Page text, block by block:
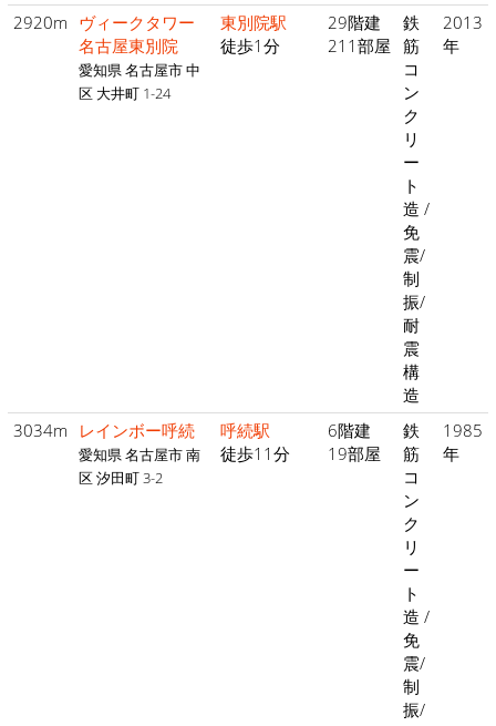
2920m ヴィークタワー
名古屋東別院
愛知県 名古屋市 中
区 大井町 1-24
東別院駅
徒歩1分
29階建
211部屋
鉄
筋
コ
ン
ク
リ
ー
ト
造 /
免
震/
制
振/
耐
震
構
造
2013
年
3034m レインボー呼続
愛知県 名古屋市 南
区 汐田町 3-2
呼続駅
徒歩11分
6階建
19部屋
鉄
筋
コ
ン
ク
リ
ー
ト
造 /
免
震/
制
振/
1985
年